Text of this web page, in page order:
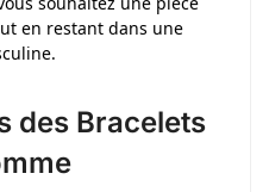
en restant dans une
des Bracelets